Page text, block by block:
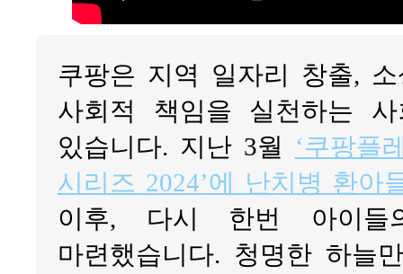
쿠팡은 지역 일자리 창출,
사회적 책임을 실천하는 사
있습니다. 지난 3월
‘쿠팡플
시리즈 2024’에 난치병 환
이후, 다시 한번 아이
마련했습니다. 청명한 하늘